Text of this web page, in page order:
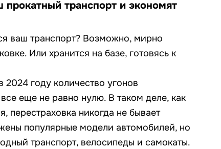
транспорт и экономят
ваш транспорт? Возможно, мирно
Или хранится на базе, готовясь к
году количество угонов
еще не равно нулю. В таком деле, как
перестраховка никогда не бывает
популярные модели автомобилей, но
транспорт, велосипеды и самокаты.